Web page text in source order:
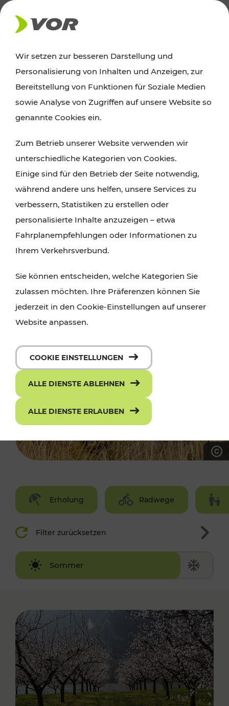
AKTUELLES
Ausflugstipps
Wien, Niederösterreich und das Burgenland
Wanderungen, Kultur und Gastronomie,
Radtouren oder purer Naturgenuss – viele
Attraktionen sind mit den Ticket- und Fahrplan-
Angeboten des VOR gut und schnell erreichbar.
Erholung Radwege
Filter zurücksetzen
Sommer
Winter
Wir setzen zur besseren Darstellung und
Personalisierung von Inhalten und Anzeigen, zur
Bereitstellung von Funktionen für Soziale Medien
sowie Analyse von Zugriffen auf unsere Website so
genannte Cookies ein.
Zum Betrieb unserer Website verwenden wir
unterschiedliche Kategorien von Cookies.
Einige sind für den Betrieb der Seite notwendig,
während andere uns helfen, unsere Services zu
verbessern, Statistiken zu erstellen oder
personalisierte Inhalte anzuzeigen – etwa
Fahrplanempfehlungen oder Informationen zu
Ihrem Verkehrsverbund.
Sie können entscheiden, welche Kategorien Sie
zulassen möchten. Ihre Präferenzen können Sie
jederzeit in den Cookie-Einstellungen auf unserer
Website anpassen.
COOKIE EINSTELLUNGEN
ALLE DIENSTE ABLEHNEN
ALLE DIENSTE ERLAUBEN